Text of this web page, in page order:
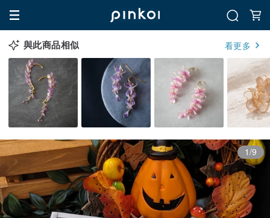
與此商品相似 看更多
1/9